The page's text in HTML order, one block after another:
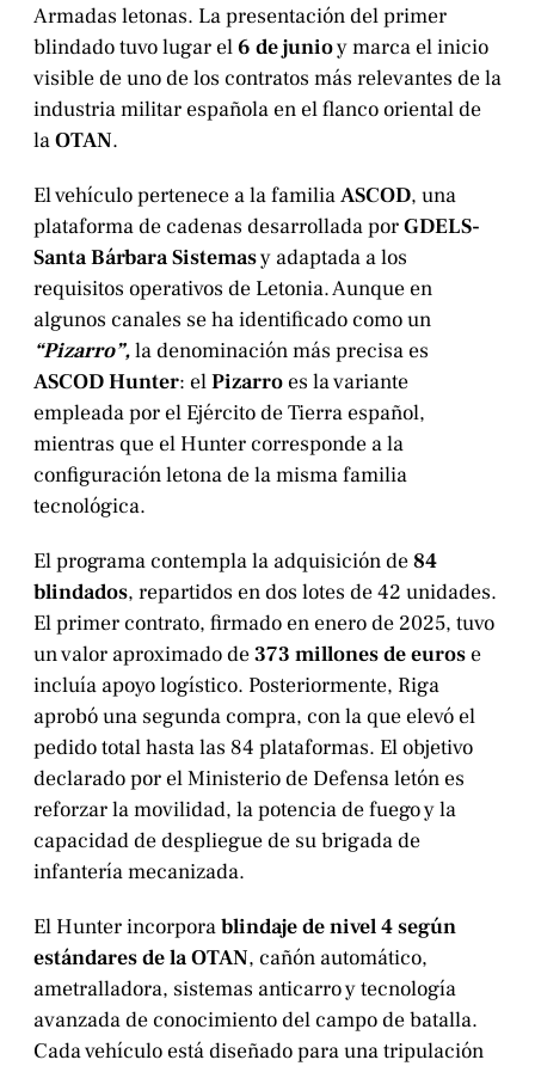
Armadas letonas. La presentación del primer
blindado tuvo lugar el6 de junioy marca el inicio
visible de uno de los contratos más relevantes de la
industria militar española en el flanco oriental de
laOTAN.
El vehículo pertenece a la familiaASCOD, una
plataforma de cadenas desarrollada porGDELS-
Santa Bárbara Sistemasy adaptada a los
requisitos operativos de Letonia. Aunque en
algunos canales se ha identificado como un
“Pizarro”,la denominación más precisa es
ASCOD Hunter: elPizarro es la variante
empleada por el Ejército de Tierra español,
mientras que el Hunter corresponde a la
configuración letona de la misma familia
tecnológica.
El programa contempla la adquisición de84
blindados, repartidos en dos lotes de 42 unidades.
El primer contrato, firmado en enero de 2025, tuvo
un valor aproximado de373 millones de euros e
incluía apoyo logístico. Posteriormente, Riga
aprobó una segunda compra, con la que elevó el
pedido total hasta las 84 plataformas. El objetivo
declarado por el Ministerio de Defensa letón es
reforzar la movilidad, la potencia de fuego y la
capacidad de despliegue de su brigada de
infantería mecanizada.
El Hunter incorporablindaje de nivel 4 según
estándares de la OTAN, cañón automático,
ametralladora, sistemas anticarro y tecnología
avanzada de conocimiento del campo de batalla.
Cada vehículo está diseñado para una tripulación